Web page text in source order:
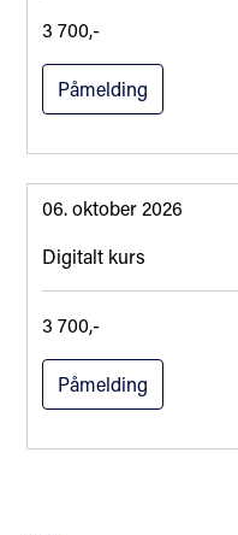
3 700,-
Påmelding
06. oktober 2026
Digitalt kurs
3 700,-
Påmelding